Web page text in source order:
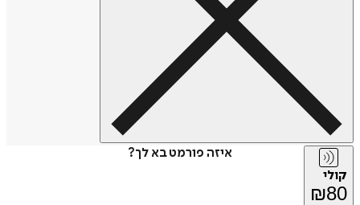
איזה פורמט בא לך?
קולי
₪80